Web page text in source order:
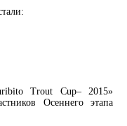
Trout Cup– 2015»
Осеннего этапа